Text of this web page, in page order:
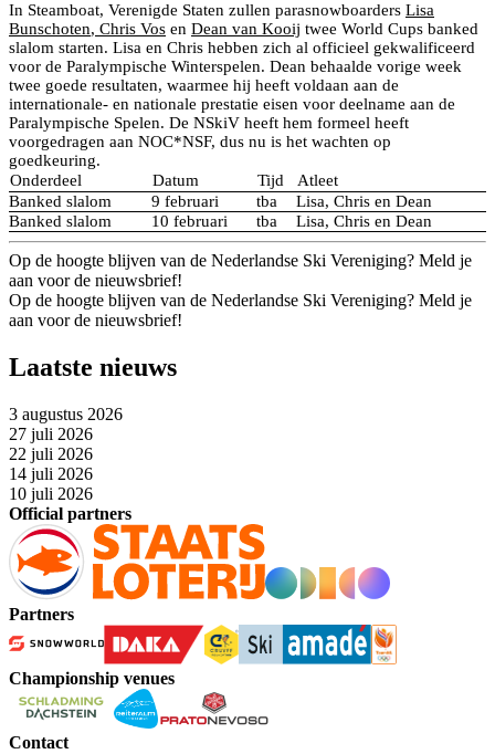
In Steamboat, Verenigde Staten zullen parasnowboarders Lisa
Bunschoten, Chris Vos en Dean van Kooij twee World Cups banked
slalom starten. Lisa en Chris hebben zich al officieel gekwalificeerd
voor de Paralympische Winterspelen. Dean behaalde vorige week
twee goede resultaten, waarmee hij heeft voldaan aan de
internationale- en nationale prestatie eisen voor deelname aan de
Paralympische Spelen. De NSkiV heeft hem formeel heeft
voorgedragen aan NOC*NSF, dus nu is het wachten op
goedkeuring.
Onderdeel
Datum Tijd
Atleet
Banked slalom
9 februari tba
Lisa, Chris en Dean
Banked slalom
10 februari tba Lisa, Chris en Dean
Op de hoogte blijven van de Nederlandse Ski Vereniging? Meld je
aan voor de nieuwsbrief!
Op de hoogte blijven van de Nederlandse Ski Vereniging? Meld je
aan voor de nieuwsbrief!
Laatste nieuws
3 augustus 2026
27 juli 2026
22 juli 2026
14 juli 2026
10 juli 2026
Official partners
Partners
Championship venues
Contact